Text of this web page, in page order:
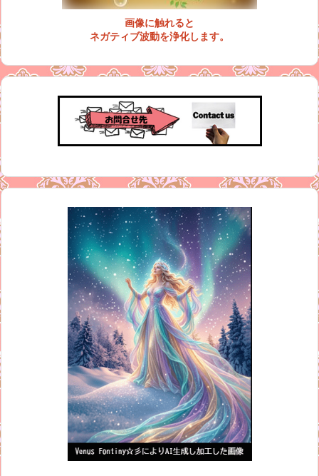
画像に触れると
ネガティブ波動を浄化します。